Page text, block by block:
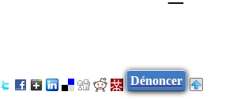
Dénoncer